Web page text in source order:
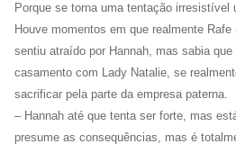
Porque se torna uma tentação irresistível
Houve momentos em que realmente
sentiu atraído por Hannah, mas sabia
casamento com Lady Natalie, se
sacrificar pela parte da empresa paterna.
– Hannah até que tenta ser forte, mas
presume as consequências, mas é